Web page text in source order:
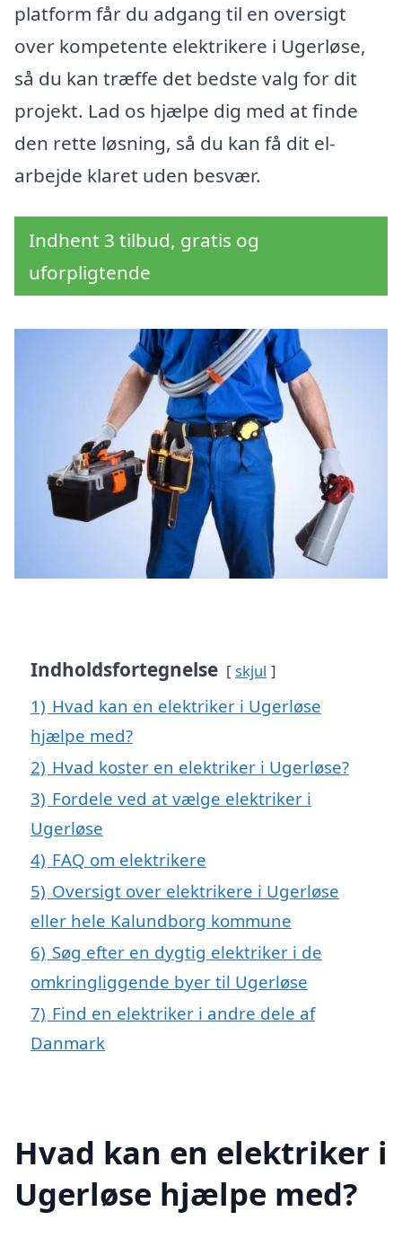
platform får du adgang til en oversigt
over kompetente elektrikere i Ugerløse,
så du kan træffe det bedste valg for dit
projekt. Lad os hjælpe dig med at finde
den rette løsning, så du kan få dit el-
arbejde klaret uden besvær.
Indhent 3 tilbud, gratis og
uforpligtende
Indholdsfortegnelse skjul
1) Hvad kan en elektriker i Ugerløse
hjælpe med?
2) Hvad koster en elektriker i Ugerløse?
3) Fordele ved at vælge elektriker i
Ugerløse
4) FAQ om elektrikere
5) Oversigt over elektrikere i Ugerløse
eller hele Kalundborg kommune
6) Søg efter en dygtig elektriker i de
omkringliggende byer til Ugerløse
7) Find en elektriker i andre dele af
Danmark
Hvad kan en elektriker i
Ugerløse hjælpe med?